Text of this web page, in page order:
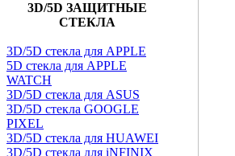
3D/5D ЗАЩИТНЫЕ
СТЕКЛА
3D/5D стекла для APPLE
5D стекла для APPLE
WATCH
3D/5D стекла для ASUS
3D/5D стекла GOOGLE
PIXEL
3D/5D стекла для HUAWEI
3D/5D стекла для iNFINIX